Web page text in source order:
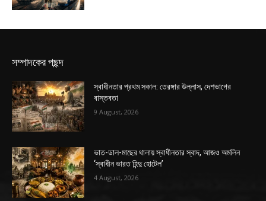
সম্পাদকের পছন্দ
স্বাধীনতার প্রথম সকাল: তেরঙ্গার উল্লাস, দেশভাগের
বাস্তবতা
9 August, 2026
ভাত-ডাল-মাছের থালায় স্বাধীনতার স্বাদ, আজও অমলিন
‘স্বাধীন ভারত হিন্দু হোটেল’
4 August, 2026